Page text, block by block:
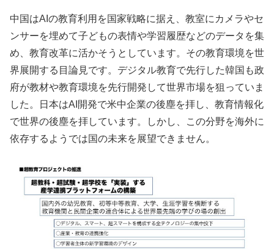
中国はAIの教育利用を国家戦略に据え、教室にカメラやセ
ンサーを埋めて子どもの表情や学習履歴などのデータを集
め、教育改革に活かそうとしています。その教育環境を世
界展開する目論見です。デジタル教育で先行した韓国も政
府が教材や教育環境を先行開発して世界市場を狙っていま
した。日本はAI開発で米中企業の後塵を拝し、教育情報化
で世界の後塵を拝しています。しかし、この分野を海外に
依存するようでは国の未来を展望できません。